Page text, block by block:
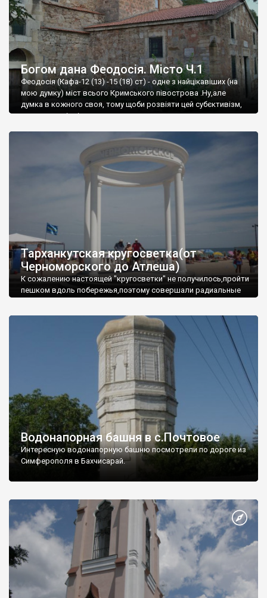
Богом дана Феодосія. Місто Ч.1
Феодосія (Кафа-12 (13) -15 (18) ст) - одне з найцікавіших (на
мою думку) міст всього Кримського півострова .Ну,але
думка в кожного своя, тому щоби розвіяти цей субєктивізм,
запрошую відвідати це
Тарханкутская кругосветка(от
Черноморского до Атлеша)
К сожалению настоящей "кругосветки" не получилось,пройти
пешком вдоль побережья,поэтому совершали радиальные
Водонапорная башня в с.Почтовое
Интересную водонапорную башню посмотрели по дороге из
Симферополя в Бахчисарай.